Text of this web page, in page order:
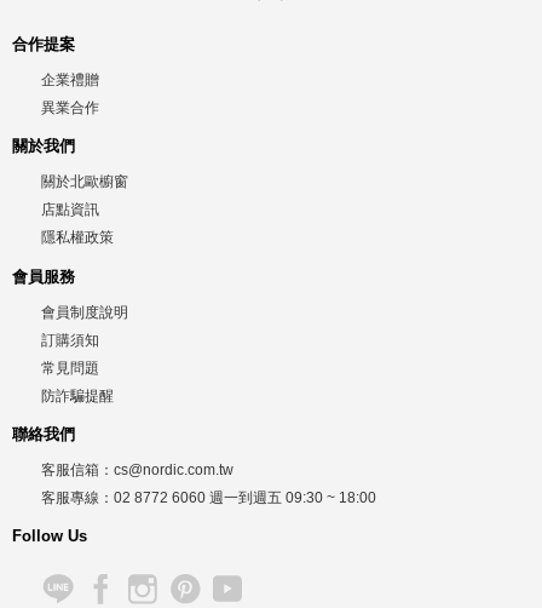
合作提案
企業禮贈
異業合作
關於我們
關於北歐櫥窗
店點資訊
隱私權政策
會員服務
會員制度說明
訂購須知
常見問題
防詐騙提醒
聯絡我們
客服信箱： cs@nordic.com.tw
客服專線： 02 8772 6060 週一到週五 09:30 ~ 18:00
Follow Us